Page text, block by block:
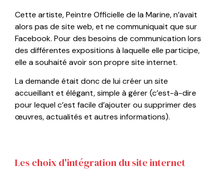
Cette artiste, Peintre Officielle de la Marine, n’avait
alors pas de site web, et ne communiquait que sur
Facebook. Pour des besoins de communication lors
des différentes expositions à laquelle elle participe,
elle a souhaité avoir son propre site internet.
La demande était donc de lui créer un site
accueillant et élégant, simple à gérer (c’est-à-dire
pour lequel c’est facile d’ajouter ou supprimer des
œuvres, actualités et autres informations).
Les choix d'intégration du site internet